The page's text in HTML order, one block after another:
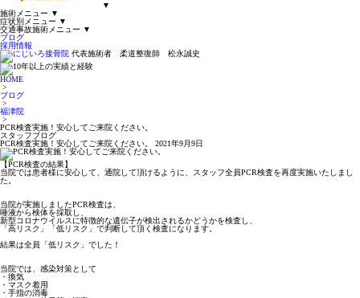
▼
施術メニュー ▼
症状別メニュー ▼
交通事故施術メニュー ▼
ブログ
採用情報
代表施術者 柔道整復師 松永誠史
HOME
>
ブログ
>
福津院
>
PCR検査実施！安心してご来院ください。
スタッフブログ
PCR検査実施！安心してご来院ください。
2021年9月9日
【PCR検査の結果】
当院では患者様に安心して、通院して頂けるように、スタッフ全員PCR検査を再度実施いたしまし
た。
当院が実施しましたPCR検査は、
唾液から検体を採取し、
新型コロナウイルスに特徴的な遺伝子が検出されるかどうかを検査し、
「高リスク」「低リスク」で判断して頂く検査になります。
結果は全員「低リスク」でした！
当院では、感染対策として
・換気
・マスク着用
・手指の消毒